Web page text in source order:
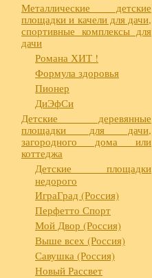
Металлические детские
площадки и качели для дачи,
спортивные комплексы для
дачи
Романа ХИТ !
Формула здоровья
Пионер
ДиЭфСи
Детские деревянные
площадки для дачи,
загородного дома или
коттеджа
Детские площадки
недорого
ИграГрад (Россия)
Перфетто Спорт
Мой Двор (Россия)
Выше всех (Россия)
Савушка (Россия)
Новый Рассвет